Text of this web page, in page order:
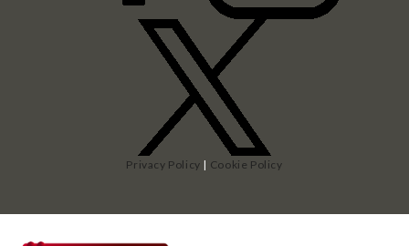
Privacy Policy | Cookie Policy